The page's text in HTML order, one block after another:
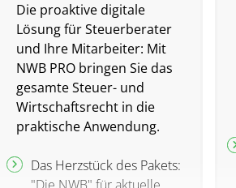
Die proaktive digitale
Lösung für Steuerberater
und Ihre Mitarbeiter: Mit
NWB PRO bringen Sie das
gesamte Steuer- und
Wirtschaftsrecht in die
praktische Anwendung.
Das Herzstück des Pakets: